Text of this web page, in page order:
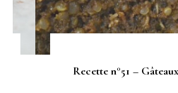
Recette n°51 – Gâteaux